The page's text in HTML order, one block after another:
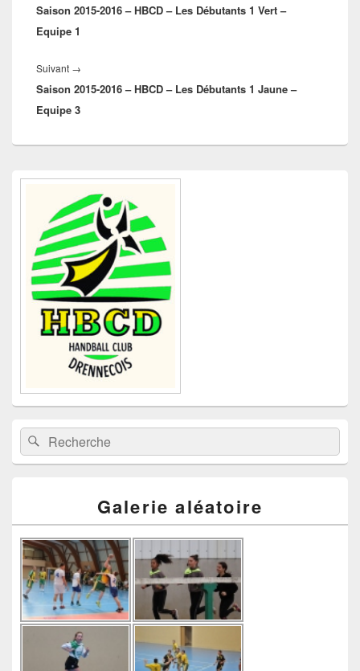
l’article précédent :
Saison 2015-2016 – HBCD – Les Débutants 1 Vert –
Equipe 1
Suivant →
suivant :
Saison 2015-2016 – HBCD – Les Débutants 1 Jaune –
Equipe 3
Zone
barre
latérale
Recherche :Rechercher
Galerie aléatoire